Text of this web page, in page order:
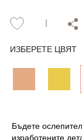
ИЗБЕРЕТЕ ЦВЯТ
Бъдете
изработените